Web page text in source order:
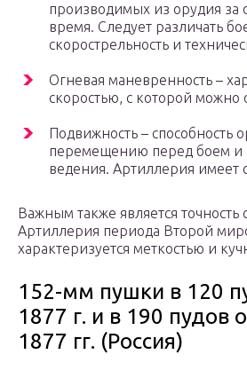
производимых из орудия за
время. Следует различать
скорострельность и
Огневая маневренность –
скоростью, с которой можно
Подвижность – способность
перемещению перед боем и
ведения. Артиллерия имеет
Важным также является точность
Артиллерия периода Второй
характеризуется меткостью и
152-мм пушки в 120
1877 г. и в 190 пудов
1877 гг. (Россия)